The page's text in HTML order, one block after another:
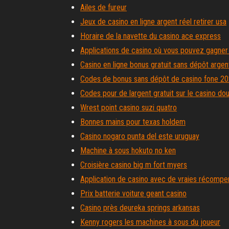
Ailes de fureur
Jeux de casino en ligne argent réel retirer usa
Horaire de la navette du casino ace express
Applications de casino où vous pouvez
Casino en ligne bonus gratuit sans dépôt
Codes de bonus sans dépôt de casino fone
Codes pour de largent gratuit sur le casino
Wrest point casino suzi quatro
Bonnes mains pour texas holdem
Casino nogaro punta del este uruguay
Machine à sous hokuto no ken
Croisière casino big m fort myers
Application de casino avec de vraies
Prix batterie voiture geant casino
Casino près deureka springs arkansas
Kenny rogers les machines à sous du joueur